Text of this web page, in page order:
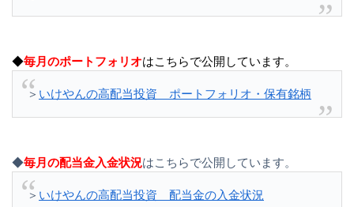
◆毎月のポートフォリオはこちらで公開しています。
＞ いけやんの高配当投資 ポートフォリオ・保有銘柄
◆毎月の配当金入金状況はこちらで公開しています。
＞ いけやんの高配当投資 配当金の入金状況